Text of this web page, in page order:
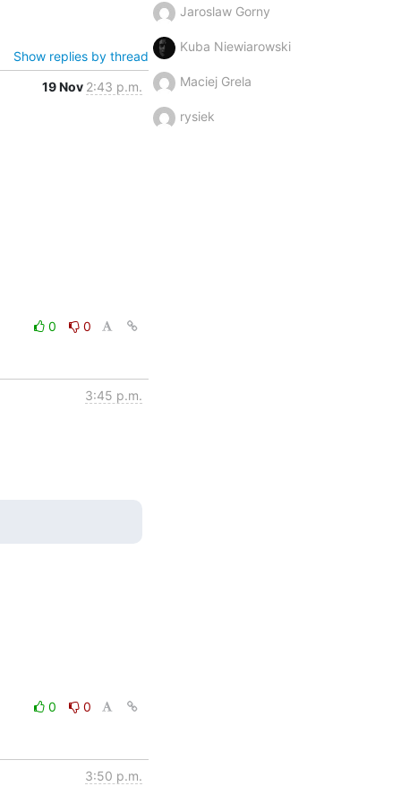
Show replies by thread
19 Nov 2:43 p.m.
0 0
3:45 p.m.
0 0
3:50 p.m.
Jaroslaw Gorny
Kuba Niewiarowski
Maciej Grela
rysiek